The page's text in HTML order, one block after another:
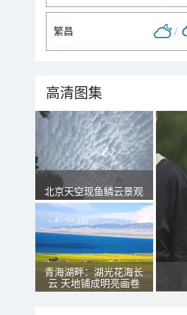
繁昌 /
高清图集
北京天空现鱼鳞云景观
青海湖畔：湖光花海长
云 天地铺成明亮画卷